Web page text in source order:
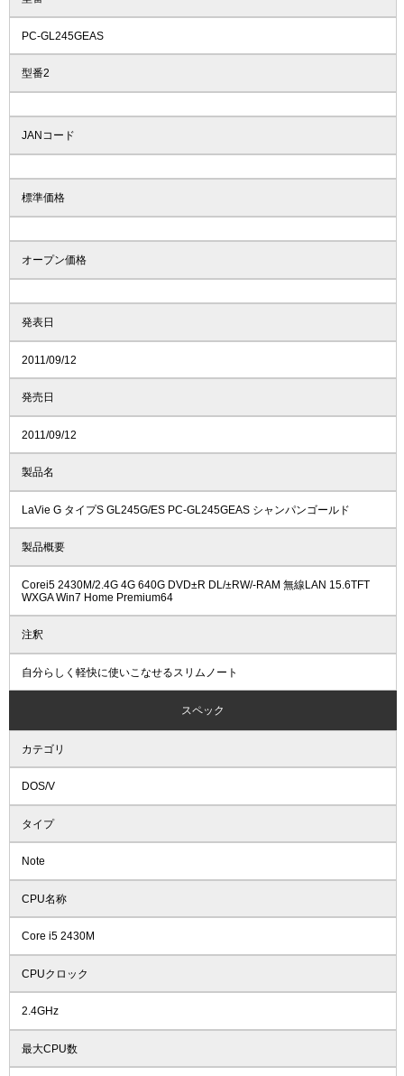
PC-GL245GEAS
型番2
JANコード
標準価格
オープン価格
発表日
2011/09/12
発売日
2011/09/12
製品名
LaVie G タイプS GL245G/ES PC-GL245GEAS シャンパンゴールド
製品概要
Corei5 2430M/2.4G 4G 640G DVD±R DL/±RW/-RAM 無線LAN 15.6TFT
WXGA Win7 Home Premium64
注釈
自分らしく軽快に使いこなせるスリムノート
スペック
カテゴリ
DOS/V
タイプ
Note
CPU名称
Core i5 2430M
CPUクロック
2.4GHz
最大CPU数